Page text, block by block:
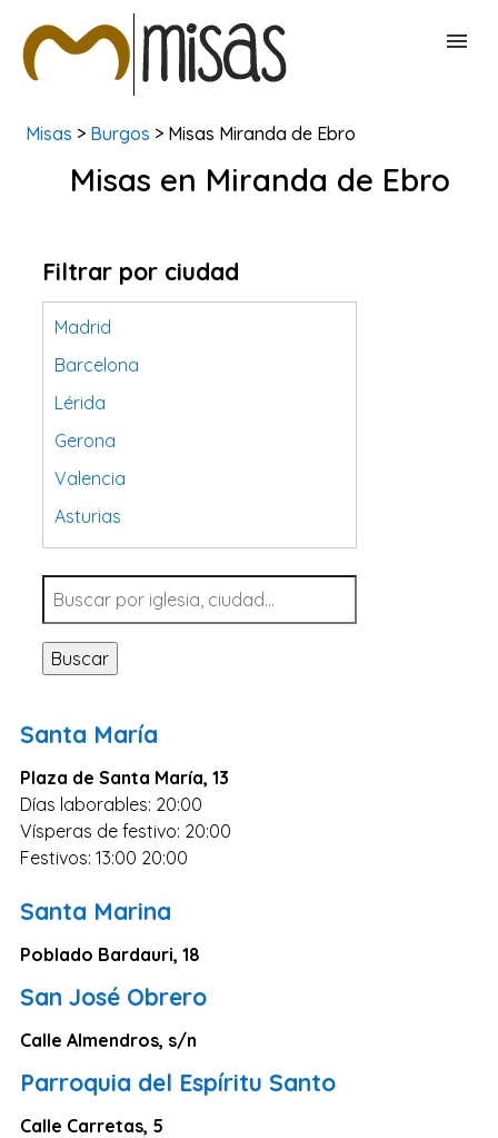
BUSCAR MISAS
Misas > Burgos > Misas Miranda de Ebro
Misas en Miranda de Ebro
Filtrar por ciudad
Madrid
Barcelona
Lérida
Gerona
Valencia
Asturias
Tarragona
Navarra
Valladolid
Sevilla
Santa Cruz de Tenerife
Cantabria
Islas Baleares
Las Palmas
Zaragoza
Murcia
Vizcaya
Cádiz
Buscar
Santa María
Plaza de Santa María, 13
Días laborables: 20:00
Vísperas de festivo: 20:00
Festivos: 13:00 20:00
Santa Marina
Poblado Bardauri, 18
San José Obrero
Calle Almendros, s/n
Parroquia del Espíritu Santo
Calle Carretas, 5